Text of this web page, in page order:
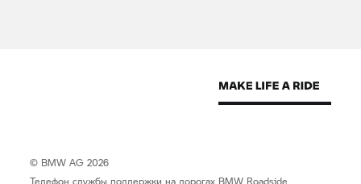
© BMW AG 2026
Телефон службы поддержки на дорогах BMW Roadside